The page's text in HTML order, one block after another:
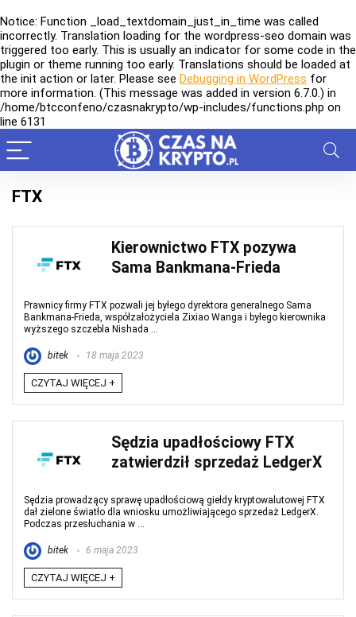
Notice: Function _load_textdomain_just_in_time was called
incorrectly. Translation loading for the wordpress-seo domain was
triggered too early. This is usually an indicator for some code in the
plugin or theme running too early. Translations should be loaded at
the init action or later. Please see Debugging in WordPress for
more information. (This message was added in version 6.7.0.) in
/home/btcconfeno/czasnakrypto/wp-includes/functions.php on
line 6131
FTX
Kierownictwo FTX pozywa
Sama Bankmana-Frieda
Prawnicy firmy FTX pozwali jej byłego dyrektora generalnego Sama
Bankmana-Frieda, współzałożyciela Zixiao Wanga i byłego kierownika
wyższego szczebla Nishada ...
bitek 18 maja 2023
CZYTAJ WIĘCEJ +
Sędzia upadłościowy FTX
zatwierdził sprzedaż LedgerX
Sędzia prowadzący sprawę upadłościową giełdy kryptowalutowej FTX
dał zielone światło dla wniosku umożliwiającego sprzedaż LedgerX.
Podczas przesłuchania w ...
bitek 6 maja 2023
CZYTAJ WIĘCEJ +